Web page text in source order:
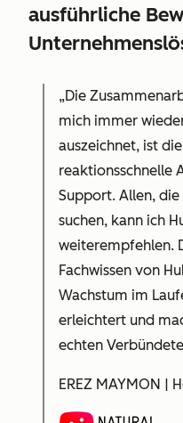
ausführliche
„Die
mich immer
auszeichnet, ist
reaktionsschnelle
Support. Allen,
suchen, kann ich
weiterempfehlen.
Fachwissen von
Wachstum im
erleichtert und
echten
EREZ MAYMON |